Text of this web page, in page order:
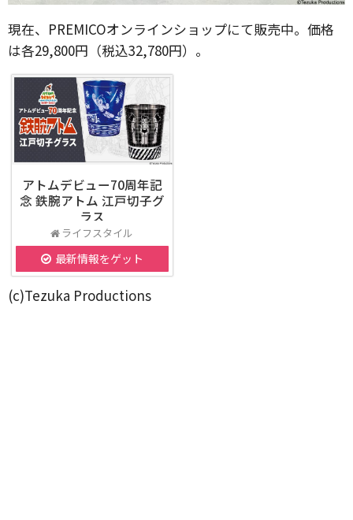
現在、PREMICOオンラインショップにて販売中。価格
は各29,800円（税込32,780円）。
アトムデビュー70周年記
念 鉄腕アトム 江戸切子グ
ラス
ライフスタイル
最新情報をゲット
(c)Tezuka Productions